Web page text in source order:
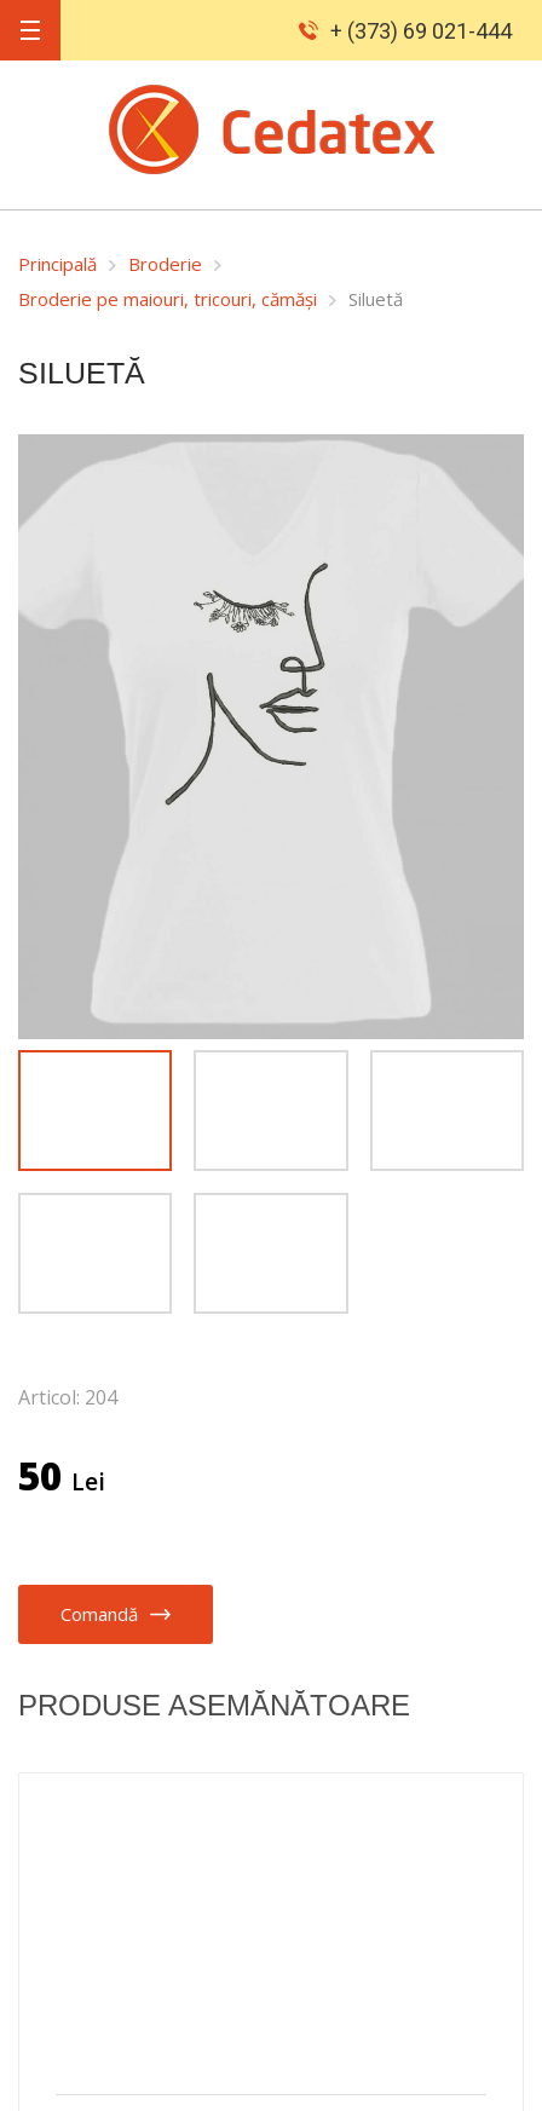
+ (373) 69 021-444
Principală
Broderie
Broderie pe maiouri, tricouri, cămăși
Siluetă
SILUETĂ
Articol: 204
50 Lei
Comandă
PRODUSE ASEMĂNĂTOARE